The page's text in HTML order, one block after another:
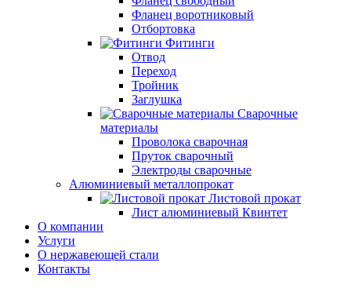
Фланец воротниковый
Отбортовка
Фитинги
Отвод
Переход
Тройник
Заглушка
Сварочные
материалы
Проволока сварочная
Пруток сварочный
Электроды сварочные
Алюминиевый металлопрокат
Листовой прокат
Лист алюминиевый Квинтет
О компании
Услуги
О нержавеющей стали
Контакты